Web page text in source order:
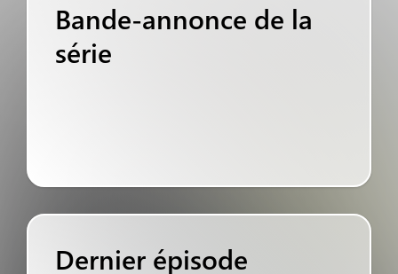
Bande-annonce de la
série
Dernier épisode